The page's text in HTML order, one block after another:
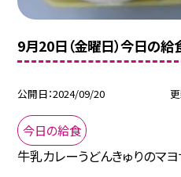
9月20日（金曜日）今日の給
公開日 2024/09/20
今日の給食
牛乳カレーうどんきゅりのマ